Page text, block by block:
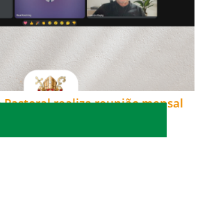
Pastoral realiza reunião mensal
e comunhão